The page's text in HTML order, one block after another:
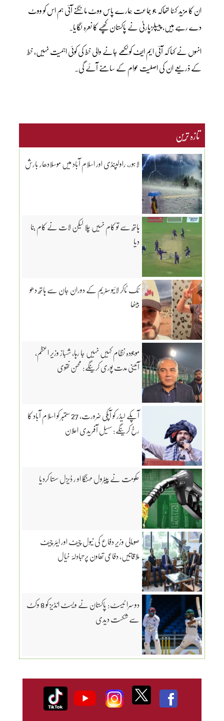
ان کا مزید کہنا تھاکہ جو جماعت ہمارے پاس ووٹ مانگنے آئی ہم اس کو ووٹ
دے رہے ہیں، پیپلزپارٹی نے پاکستان کھپے کا نعرہ لگایا۔
انہوں نے کہا کہ آئی ایم ایف کولکھے جانے والی خط کی کوئی اہمیت نہیں، خط
کے ذریعے ان کی اصلیت عوام کے سامنے آئے گی۔
تازہ ترین
لاہور، راولپنڈی اور اسلام آباد میں موسلادھار بارش
ہاتھ سے تو کام نہیں چلا لیکن لات نے کام بنا
دیا
ٹک ٹاکر لائیو سٹریم کے دوران جان سے ہاتھ دھو
بیٹھا
موجودہ نظام کہیں نہیں جا رہا، شہباز وزیر اعظم،
آئینی مدت پوری کرینگے: محسن نقوی
آپکے لیڈر کو آپکی ضرورت، 27 ستمبر کو اسلام آباد کا
رخ کرینگے: سہیل آفریدی اعلان
حکومت نے پیٹرول مہنگا او ر ڈیزل سستا کردیا
صومالی وزیرِ دفاع کی نیول چیف اور ایئر چیف
ملاقاتیں، دفاعی تعاون پر تبادلۂ خیال
دوسرا ٹیسٹ: پاکستان نے ویسٹ انڈیز کو 8 وکٹ
سے شکست دیدی